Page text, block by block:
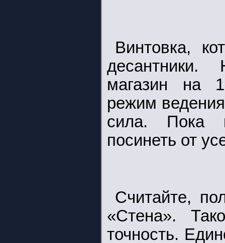
Винтовка,
десантники.
магазин на
режим
сила. Пока
посинеть от
Считайте,
«Стена».
точность.